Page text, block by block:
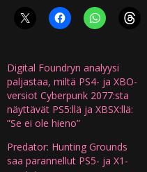
Digital Foundryn analyysi
paljastaa, miltä PS4- ja XBO-
versiot Cyberpunk 2077:sta
näyttävät PS5:llä ja XBSX:llä:
”Se ei ole hieno”
Predator: Hunting Grounds
saa parannellut PS5- ja X1-